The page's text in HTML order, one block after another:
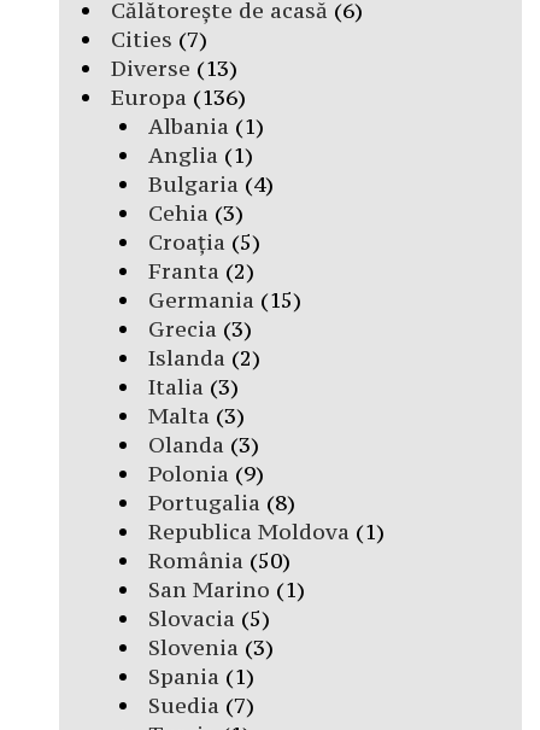
Călătorește de acasă (6)
Cities (7)
Diverse (13)
Europa (136)
Albania (1)
Anglia (1)
Bulgaria (4)
Cehia (3)
Croația (5)
Franta (2)
Germania (15)
Grecia (3)
Islanda (2)
Italia (3)
Malta (3)
Olanda (3)
Polonia (9)
Portugalia (8)
Republica Moldova (1)
România (50)
San Marino (1)
Slovacia (5)
Slovenia (3)
Spania (1)
Suedia (7)